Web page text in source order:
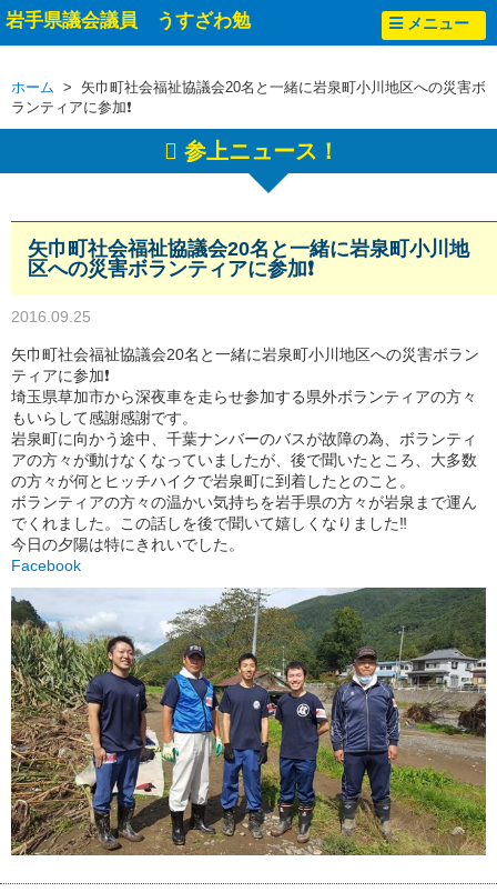
岩手県議会議員 うすざわ勉 メニュー
ホーム > 矢巾町社会福祉協議会20名と一緒に岩泉町小川地区への災害ボ
ランティアに参加❗
参上ニュース！
矢巾町社会福祉協議会20名と一緒に岩泉町小川地
区への災害ボランティアに参加❗
2016.09.25
矢巾町社会福祉協議会20名と一緒に岩泉町小川地区への災害ボラン
ティアに参加❗
埼玉県草加市から深夜車を走らせ参加する県外ボランティアの方々
もいらして感謝感謝です。
岩泉町に向かう途中、千葉ナンバーのバスが故障の為、ボランティ
アの方々が動けなくなっていましたが、後で聞いたところ、大多数
の方々が何とヒッチハイクで岩泉町に到着したとのこと。
ボランティアの方々の温かい気持ちを岩手県の方々が岩泉まで運ん
でくれました。この話しを後で聞いて嬉しくなりました‼
今日の夕陽は特にきれいでした。
Facebook